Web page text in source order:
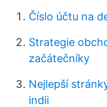
Číslo účtu na
Strategie
začátečníky
Nejlepší
indii